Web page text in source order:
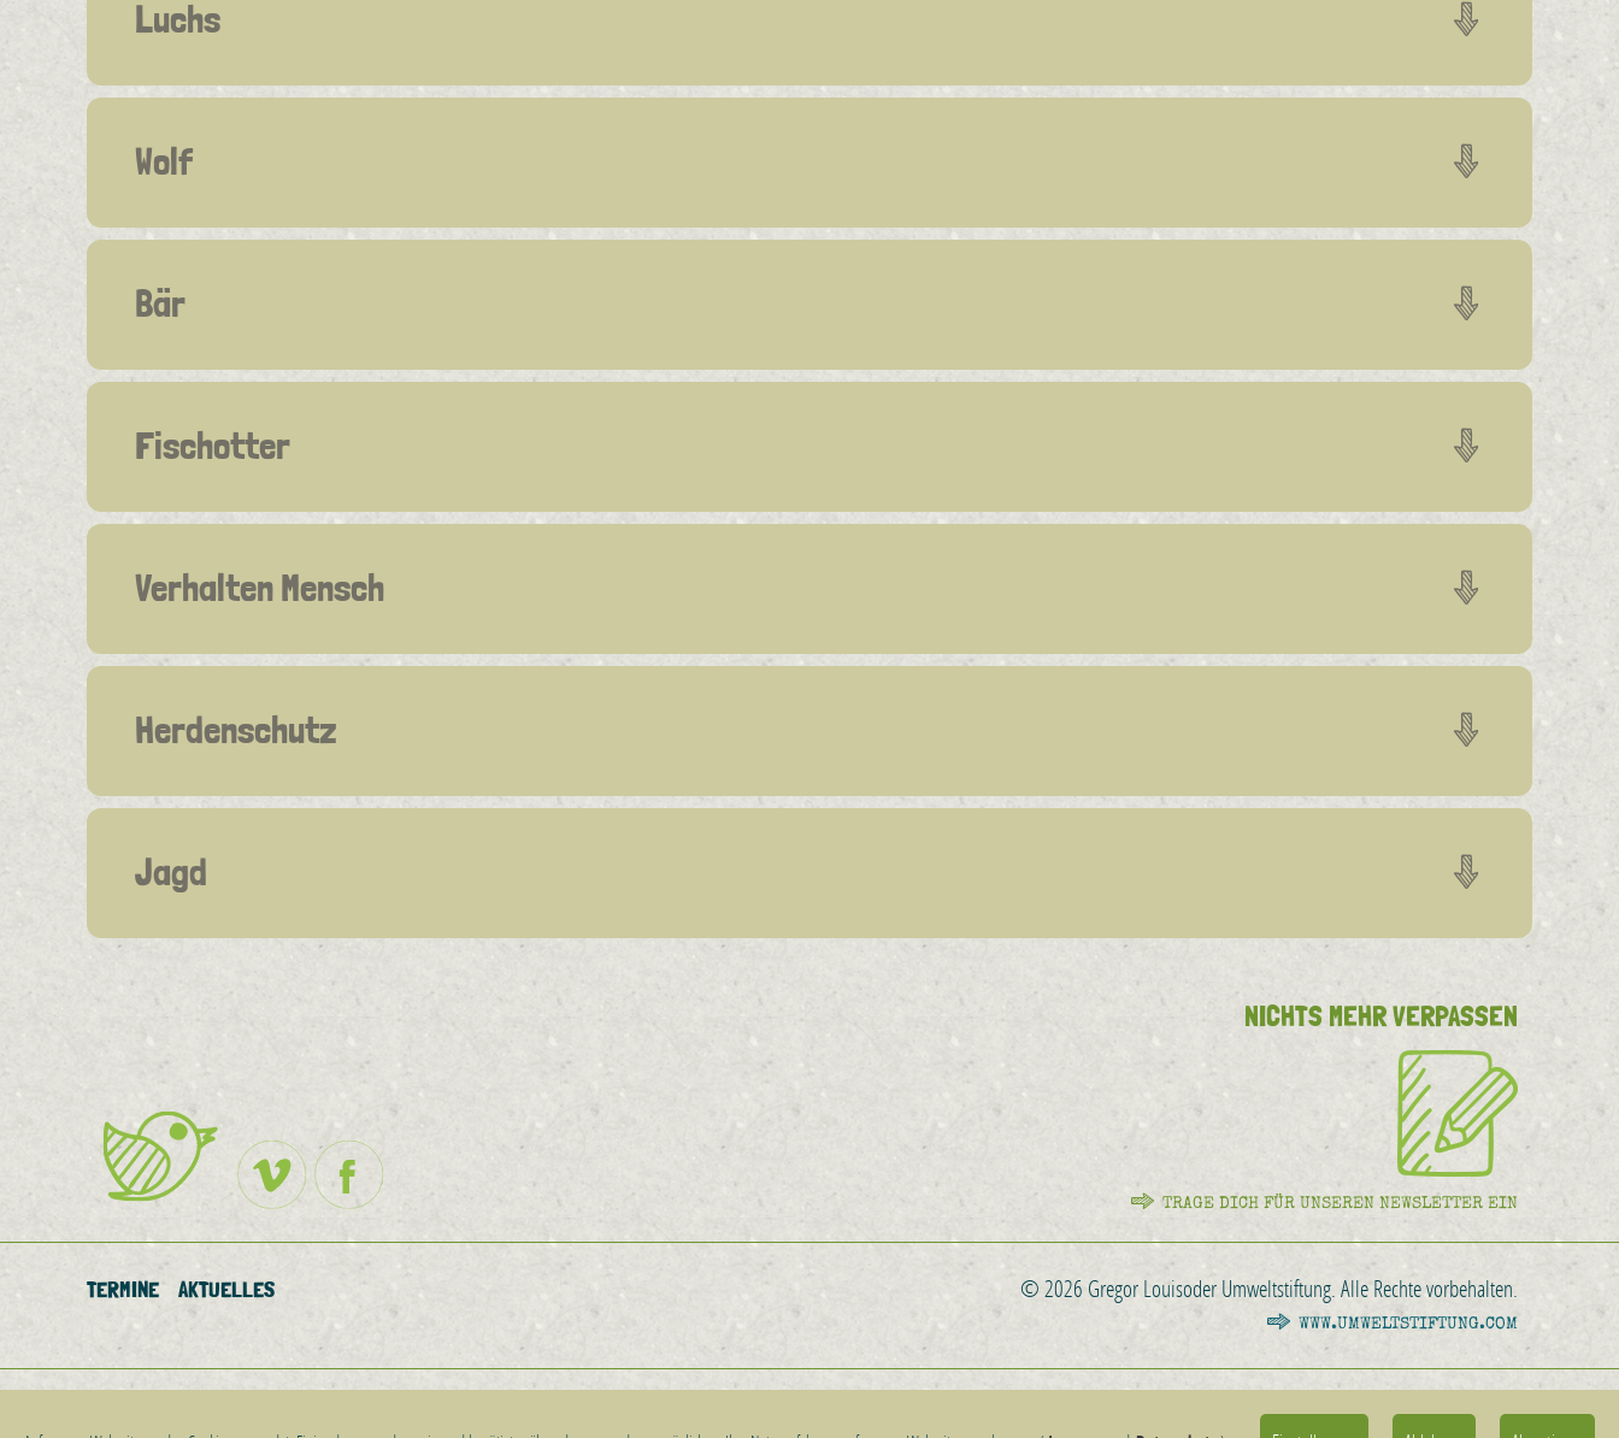
Luchs
Wolf
Bär
Fischotter
Verhalten Mensch
Herdenschutz
Jagd
NICHTS MEHR VERPASSEN
TRAGE DICH FÜR UNSEREN NEWSLETTER EIN
TERMINE AKTUELLES © 2026 Gregor Louisoder Umweltstiftung. Alle Rechte vorbehalten.
WWW.UMWELTSTIFTUNG.COM